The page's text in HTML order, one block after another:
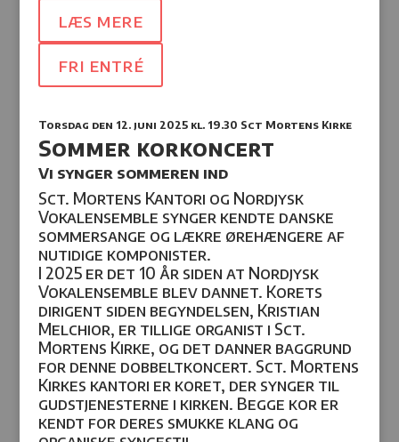
læs mere
fri entré
Torsdag den 12. juni 2025kl. 19.30 Sct Mortens Kirke
Sommer korkoncert
Vi synger sommeren ind
Sct. Mortens Kantori og Nordjysk
Vokalensemble synger kendte danske
sommersange og lækre ørehængere af
nutidige komponister.
I 2025 er det 10 år siden at Nordjysk
Vokalensemble blev dannet. Korets
dirigent siden begyndelsen, Kristian
Melchior, er tillige organist i Sct.
Mortens Kirke, og det danner baggrund
for denne dobbeltkoncert. Sct. Mortens
Kirkes kantori er koret, der synger til
gudstjenesterne i kirken. Begge kor er
kendt for deres smukke klang og